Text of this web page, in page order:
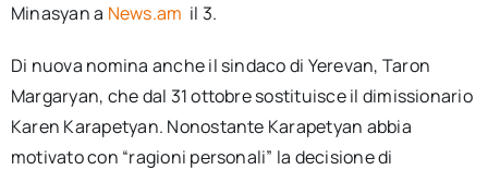
Minasyan a News.am il 3.
Di nuova nomina anche il sindaco di Yerevan, Taron
Margaryan, che dal 31 ottobre sostituisce il dimissionario
Karen Karapetyan. Nonostante Karapetyan abbia
motivato con “ragioni personali” la decisione di